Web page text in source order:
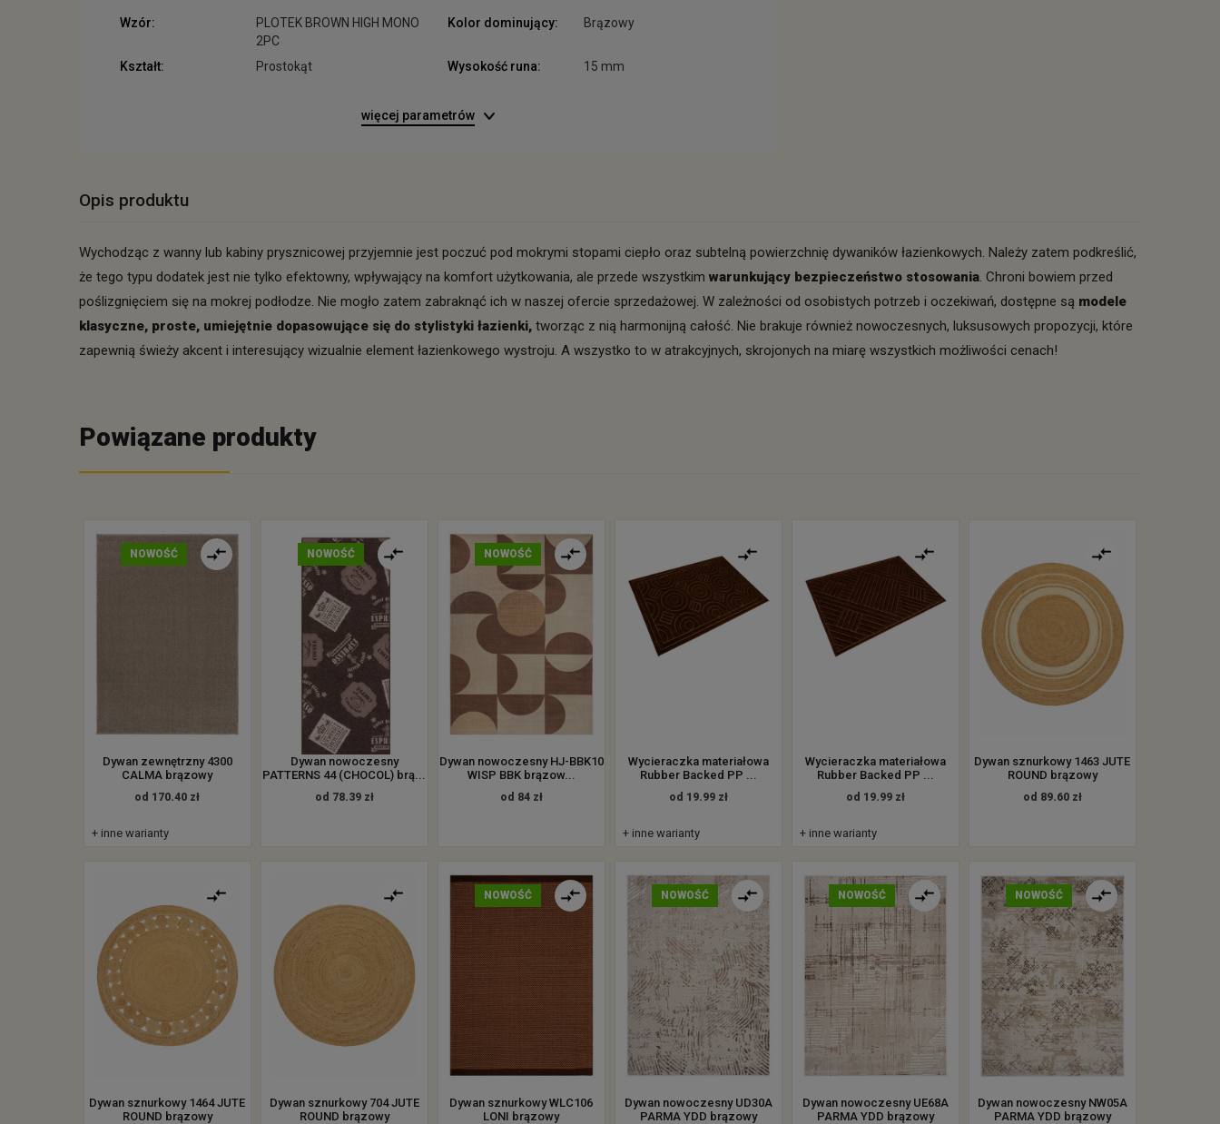
Wzór:
PLOTEK BROWN HIGH MONO
2PC
Kolor dominujący: Brązowy
Kształt: Prostokąt Wysokość runa: 15 mm
więcej parametrów
Opis produktu
Wychodząc z wanny lub kabiny prysznicowej przyjemnie jest poczuć pod mokrymi stopami ciepło oraz subtelną powierzchnię dywaników łazienkowych. Należy zatem podkreślić,
że tego typu dodatek jest nie tylko efektowny, wpływający na komfort użytkowania, ale przede wszystkim warunkujący bezpieczeństwo stosowania. Chroni bowiem przed
poślizgnięciem się na mokrej podłodze. Nie mogło zatem zabraknąć ich w naszej ofercie sprzedażowej. W zależności od osobistych potrzeb i oczekiwań, dostępne są modele
klasyczne, proste, umiejętnie dopasowujące się do stylistyki łazienki, tworząc z nią harmonijną całość. Nie brakuje również nowoczesnych, luksusowych propozycji, które
zapewnią świeży akcent i interesujący wizualnie element łazienkowego wystroju. A wszystko to w atrakcyjnych, skrojonych na miarę wszystkich możliwości cenach!
Powiązane produkty
NOWOŚĆ
Dywan zewnętrzny 4300
CALMA brązowy
od 170.40 zł
+ inne warianty
NOWOŚĆ
Dywan nowoczesny
PATTERNS 44 (CHOCOL) brą...
od 78.39 zł
NOWOŚĆ
Dywan nowoczesny HJ-BBK10
WISP BBK brązow...
od 84 zł
Wycieraczka materiałowa
Rubber Backed PP ...
od 19.99 zł
+ inne warianty
Wycieraczka materiałowa
Rubber Backed PP ...
od 19.99 zł
+ inne warianty
Dywan sznurkowy 1463 JUTE
ROUND brązowy
od 89.60 zł
Dywan sznurkowy 1464 JUTE
ROUND brązowy
Dywan sznurkowy 704 JUTE
ROUND brązowy
NOWOŚĆ
Dywan sznurkowy WLC106
LONI brązowy
NOWOŚĆ
Dywan nowoczesny UD30A
PARMA YDD brązowy
NOWOŚĆ
Dywan nowoczesny UE68A
PARMA YDD brązowy
NOWOŚĆ
Dywan nowoczesny NW05A
PARMA YDD brązowy